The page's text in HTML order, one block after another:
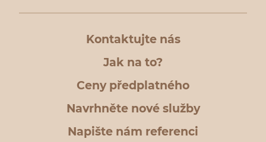
Kontaktujte nás
Jak na to?
Ceny předplatného
Navrhněte nové služby
Napište nám referenci